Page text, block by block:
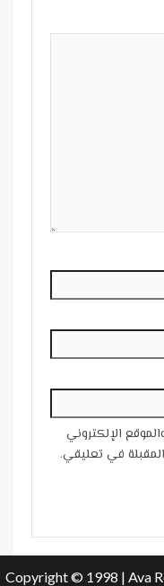
الإلكتروني
في تعليقي.
Copyright © 1998 | Ava